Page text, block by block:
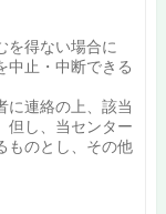
を得ない場合に
中止・中断できる
に連絡の上、該当
但し、当センター
ものとし、その他